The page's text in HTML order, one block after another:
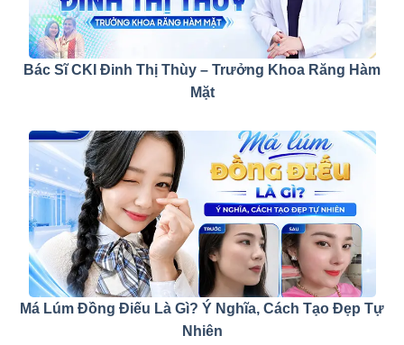
Bác Sĩ CKI Đinh Thị Thùy – Trưởng Khoa Răng Hàm
Mặt
Má Lúm Đồng Điếu Là Gì? Ý Nghĩa, Cách Tạo Đẹp Tự
Nhiên